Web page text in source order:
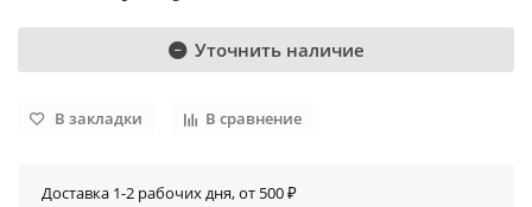
Уточнить наличие
В закладки В сравнение
Доставка 1-2 рабочих дня, от 500 ₽